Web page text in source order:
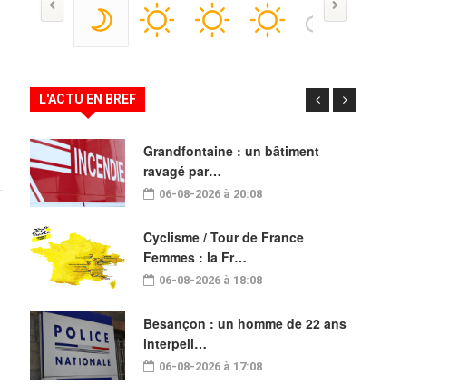
L'ACTU EN BREF
Grandfontaine : un bâtiment
ravagé par…
06-08-2026 à 20:08
Cyclisme / Tour de France
Femmes : la Fr…
06-08-2026 à 18:08
Besançon : un homme de 22 ans
interpell…
06-08-2026 à 17:08